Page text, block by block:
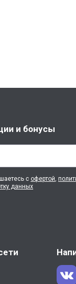
и бонусы
с офертой,
данных